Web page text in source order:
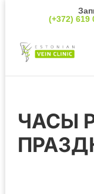
(+372) 619
ЧАСЫ